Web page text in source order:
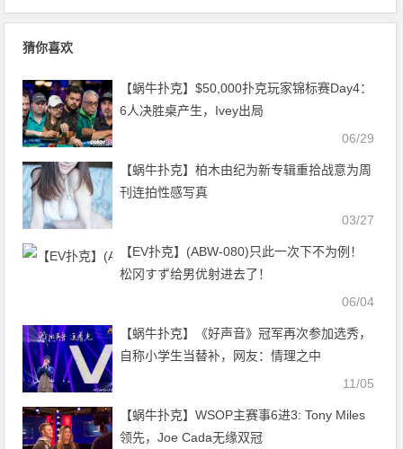
猜你喜欢
【蜗牛扑克】$50,000扑克玩家锦标赛Day4：
6人决胜桌产生，Ivey出局
06/29
【蜗牛扑克】柏木由纪为新专辑重拾战意为周
刊连拍性感写真
03/27
【EV扑克】(ABW-080)只此一次下不为例！
松冈すず给男优射进去了！
06/04
【蜗牛扑克】《好声音》冠军再次参加选秀，
自称小学生当替补，网友：情理之中
11/05
【蜗牛扑克】WSOP主赛事6进3: Tony Miles
领先，Joe Cada无缘双冠